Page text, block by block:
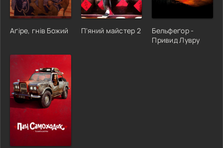
Аґіре, гнів Божий П'яний майстер 2
Бельфеґор -
Привид Лувру